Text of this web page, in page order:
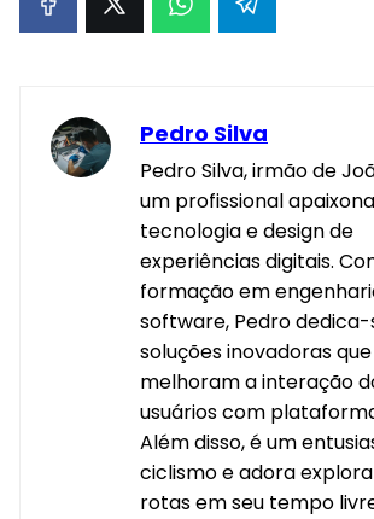
Pedro Silva
Pedro Silva, irmão de
um profissional
tecnologia e design de
experiências digitais.
formação em
software, Pedro
soluções inovadoras que
melhoram a interação
usuários com
Além disso, é um
ciclismo e adora
rotas em seu tempo